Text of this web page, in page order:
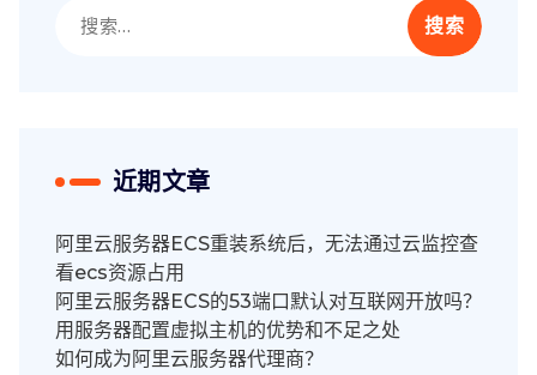
索：
近期文章
阿里云服务器ECS重装系统后，无法通过云监控查
看ecs资源占用
阿里云服务器ECS的53端口默认对互联网开放吗？
用服务器配置虚拟主机的优势和不足之处
如何成为阿里云服务器代理商？